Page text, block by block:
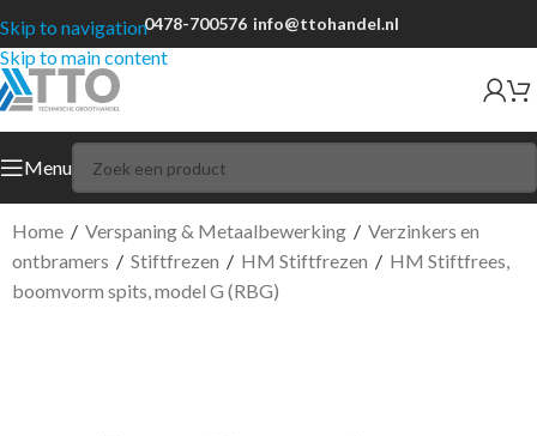
Skip to navigation
Skip to main content
0478-700576 info@ttohandel.nl
Menu
Home / Verspaning & Metaalbewerking / Verzinkers en
ontbramers / Stiftfrezen / HM Stiftfrezen / HM Stiftfrees,
boomvorm spits, model G (RBG)